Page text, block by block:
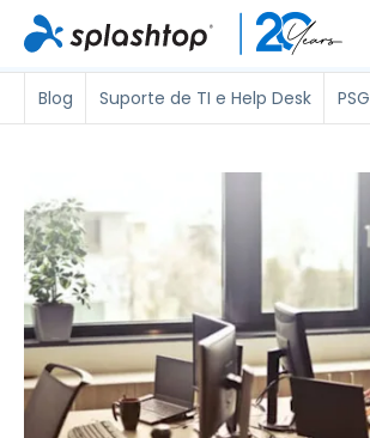
Blog Suporte de TI e Help Desk PSG